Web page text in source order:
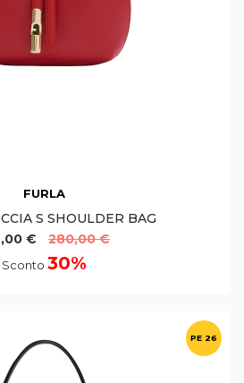
FURLA
S SHOULDER BAG
€
280,00 €
Sconto 30%
PE 26